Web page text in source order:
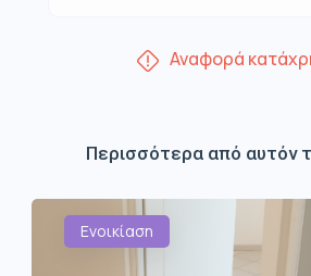
Αναφορά
Περισσότερα από αυτόν
Ενοικίαση